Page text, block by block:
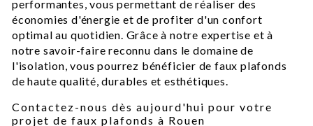
performantes, vous permettant de réaliser des
économies d'énergie et de profiter d'un confort
optimal au quotidien. Grâce à notre expertise et à
notre savoir-faire reconnu dans le domaine de
l'isolation, vous pourrez bénéficier de faux plafonds
de haute qualité, durables et esthétiques.
Contactez-nous dès aujourd'hui pour votre
projet de faux plafonds à Rouen